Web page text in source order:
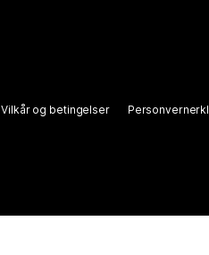
Vilkår og betingelser